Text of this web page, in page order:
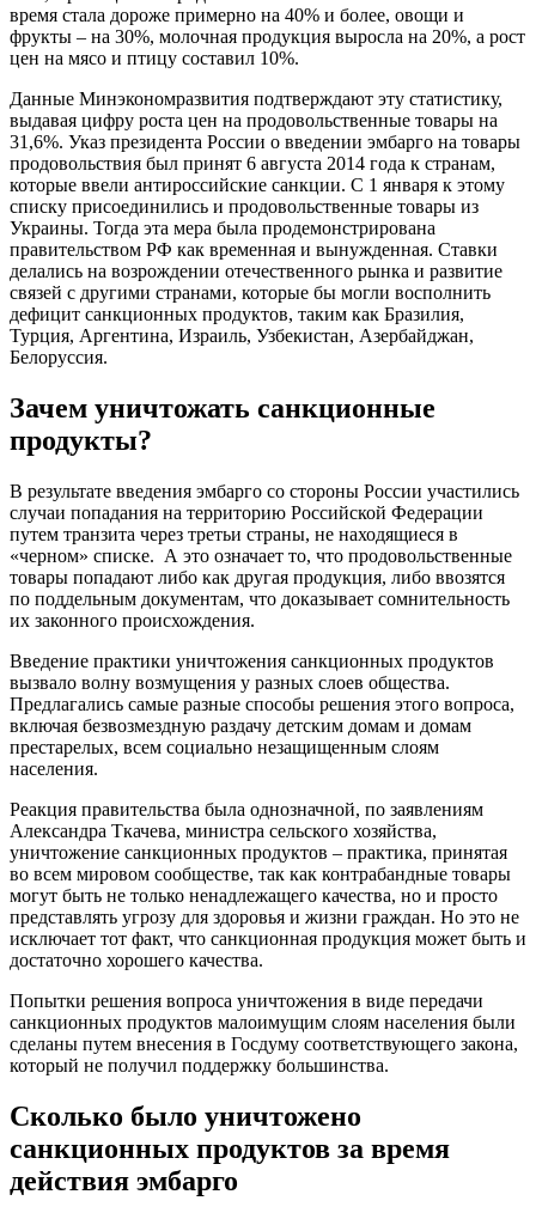
время стала дороже примерно на 40% и более, овощи и
фрукты – на 30%, молочная продукция выросла на 20%, а рост
цен на мясо и птицу составил 10%.
Данные Минэкономразвития подтверждают эту статистику,
выдавая цифру роста цен на продовольственные товары на
31,6%. Указ президента России о введении эмбарго на товары
продовольствия был принят 6 августа 2014 года к странам,
которые ввели антироссийские санкции. С 1 января к этому
списку присоединились и продовольственные товары из
Украины. Тогда эта мера была продемонстрирована
правительством РФ как временная и вынужденная. Ставки
делались на возрождении отечественного рынка и развитие
связей с другими странами, которые бы могли восполнить
дефицит санкционных продуктов, таким как Бразилия,
Турция, Аргентина, Израиль, Узбекистан, Азербайджан,
Белоруссия.
Зачем уничтожать санкционные
продукты?
В результате введения эмбарго со стороны России участились
случаи попадания на территорию Российской Федерации
путем транзита через третьи страны, не находящиеся в
«черном» списке. А это означает то, что продовольственные
товары попадают либо как другая продукция, либо ввозятся
по поддельным документам, что доказывает сомнительность
их законного происхождения.
Введение практики уничтожения санкционных продуктов
вызвало волну возмущения у разных слоев общества.
Предлагались самые разные способы решения этого вопроса,
включая безвозмездную раздачу детским домам и домам
престарелых, всем социально незащищенным слоям
населения.
Реакция правительства была однозначной, по заявлениям
Александра Ткачева, министра сельского хозяйства,
уничтожение санкционных продуктов – практика, принятая
во всем мировом сообществе, так как контрабандные товары
могут быть не только ненадлежащего качества, но и просто
представлять угрозу для здоровья и жизни граждан. Но это не
исключает тот факт, что санкционная продукция может быть и
достаточно хорошего качества.
Попытки решения вопроса уничтожения в виде передачи
санкционных продуктов малоимущим слоям населения были
сделаны путем внесения в Госдуму соответствующего закона,
который не получил поддержку большинства.
Сколько было уничтожено
санкционных продуктов за время
действия эмбарго